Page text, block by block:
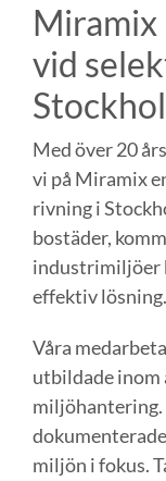
Miramix
vid
Med över 20
vi på Miramix
rivning i
bostäder,
industrimiljöer
effektiv lösning.
Våra
utbildade inom
miljöhantering.
miljön i fokus.